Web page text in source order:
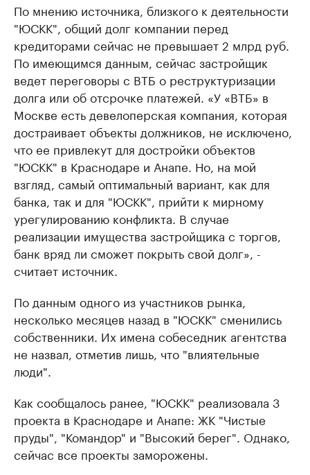
По мнению источника, близкого к деятельности
"ЮСКК", общий долг компании перед
кредиторами сейчас не превышает 2 млрд руб.
По имеющимся данным, сейчас застройщик
ведет переговоры с ВТБ о реструктуризации
долга или об отсрочке платежей. «У «ВТБ» в
Москве есть девелоперская компания, которая
достраивает объекты должников, не исключено,
что ее привлекут для достройки объектов
"ЮСКК" в Краснодаре и Анапе. Но, на мой
взгляд, самый оптимальный вариант, как для
банка, так и для "ЮСКК", прийти к мирному
урегулированию конфликта. В случае
реализации имущества застройщика с торгов,
банк вряд ли сможет покрыть свой долг», -
считает источник.
По данным одного из участников рынка,
несколько месяцев назад в "ЮСКК" сменились
собственники. Их имена собеседник агентства
не назвал, отметив лишь, что "влиятельные
люди".
Как сообщалось ранее, "ЮСКК" реализовала 3
проекта в Краснодаре и Анапе: ЖК "Чистые
пруды", "Командор" и "Высокий берег". Однако,
сейчас все проекты заморожены.